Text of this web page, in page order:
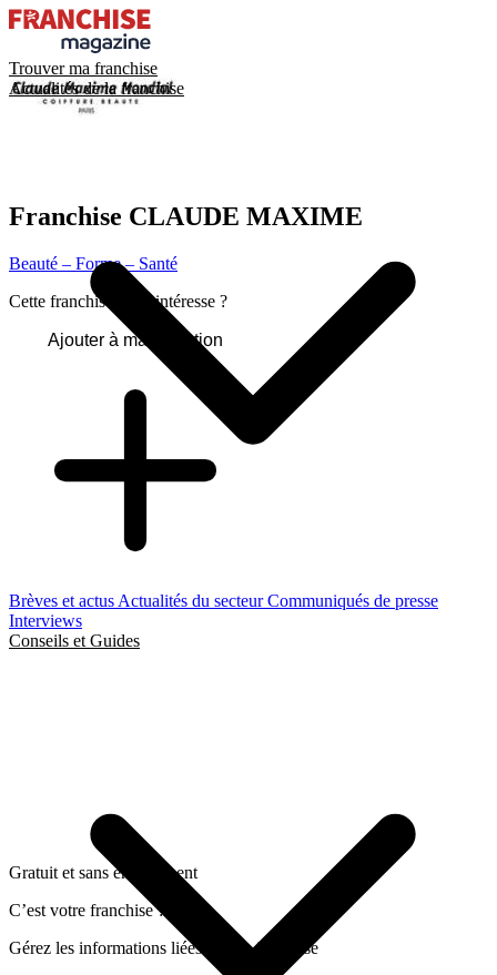
Trouver ma franchise
Actualités de la franchise
Brèves et actus Actualités du secteurCommuniqués de presse
Interviews
Conseils et Guides
Franchise CLAUDE MAXIME
Beauté – Forme – Santé
Cette franchise vous intéresse ?
Ajouter à ma sélection
Gratuit et sans engagement
C’est votre franchise ?
Gérez les informations liées a cette franchise